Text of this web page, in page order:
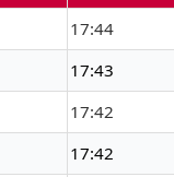
17:44
17:43
17:42
17:42